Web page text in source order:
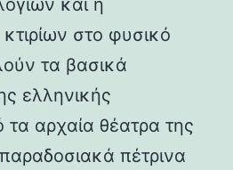
στο φυσικό
τα βασικά
ελληνικής
αρχαία θέατρα της
πέτρινα